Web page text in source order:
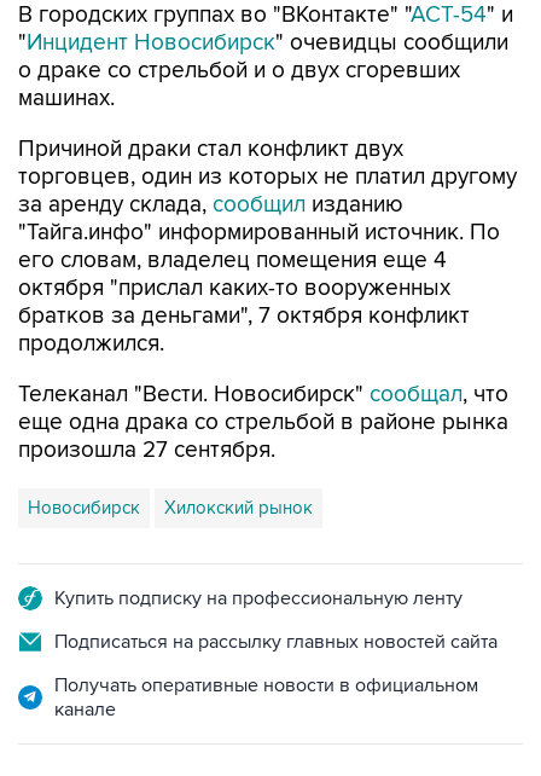
В городских группах во "ВКонтакте" "АСТ-54" и
"Инцидент Новосибирск" очевидцы сообщили
о драке со стрельбой и о двух сгоревших
машинах.
Причиной драки стал конфликт двух
торговцев, один из которых не платил другому
за аренду склада, сообщил изданию
"Тайга.инфо" информированный источник. По
его словам, владелец помещения еще 4
октября "прислал каких-то вооруженных
братков за деньгами", 7 октября конфликт
продолжился.
Телеканал "Вести. Новосибирск" сообщал, что
еще одна драка со стрельбой в районе рынка
произошла 27 сентября.
Новосибирск Хилокский рынок
Купить подписку на профессиональную ленту
Подписаться на рассылку главных новостей сайта
Получать оперативные новости в официальном
канале